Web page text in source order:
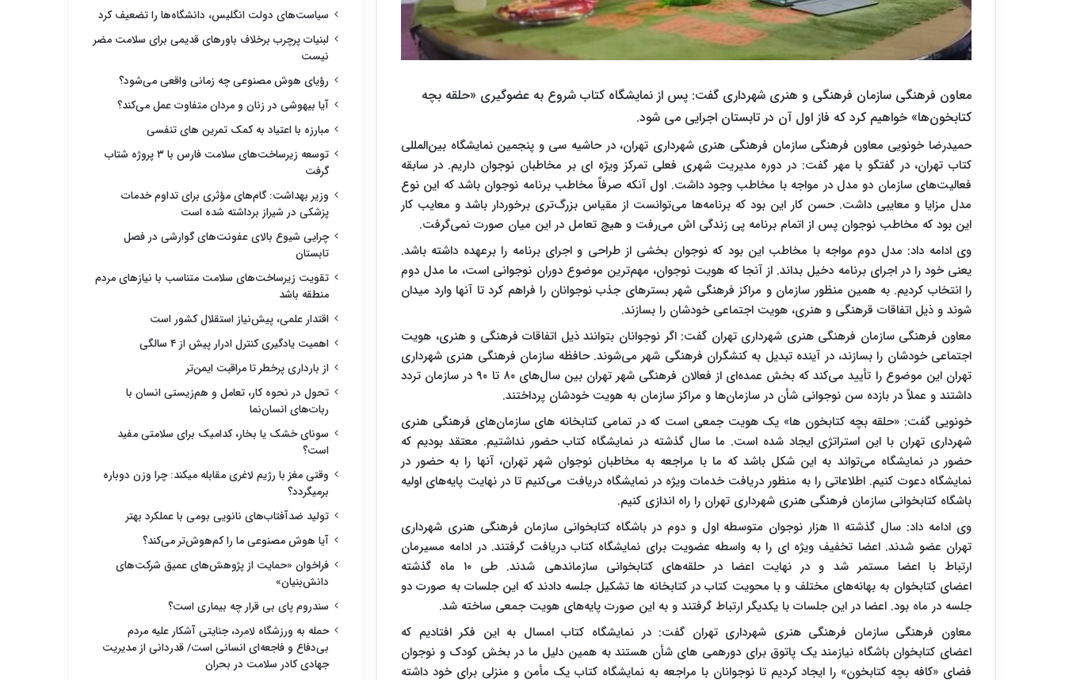
معاون فرهنگی سازمان فرهنگی و هنری شهرداری گفت: پس از نمایشگاه کتاب شروع به عضوگیری «حلقه بچه
کتابخون‌ها» خواهیم کرد که فاز اول آن در تابستان اجرایی می شود.
حمیدرضا خونویی معاون فرهنگی سازمان فرهنگی هنری شهرداری تهران، در حاشیه سی و پنجمین نمایشگاه بین‌المللی
کتاب تهران، در گفتگو با مهر گفت: در دوره مدیریت شهری فعلی تمرکز ویژه ای بر مخاطبان نوجوان داریم. در سابقه
فعالیت‌های سازمان دو مدل در مواجه با مخاطب وجود داشت. اول آنکه صرفاً مخاطب برنامه نوجوان باشد که این نوع
مدل مزایا و معایبی داشت. حسن کار این بود که برنامه‌ها می‌توانست از مقیاس بزرگ‌تری برخوردار باشد و معایب کار
این بود که مخاطب نوجوان پس از اتمام برنامه پی زندگی اش می‌رفت و هیچ تعامل در این میان صورت نمی‌گرفت.
وی ادامه داد: مدل دوم مواجه با مخاطب این بود که نوجوان بخشی از طراحی و اجرای برنامه را برعهده داشته باشد.
یعنی خود را در اجرای برنامه دخیل بداند. از آنجا که هویت نوجوان، مهم‌ترین موضوع دوران نوجوانی است، ما مدل دوم
را انتخاب کردیم. به همین منظور سازمان و مراکز فرهنگی شهر بسترهای جذب نوجوانان را فراهم کرد تا آنها وارد میدان
شوند و ذیل اتفاقات قرهنگی و هنری، هویت اجتماعی خودشان را بسازند.
معاون فرهنگی سازمان فرهنگی هنری شهرداری تهران گفت: اگر نوجوانان بتوانند ذیل اتفاقات فرهنگی و هنری، هویت
اجتماعی خودشان را بسازند، در آینده تبدیل به کنشگران فرهنگی شهر می‌شوند. حافظه سازمان فرهنگی هنری شهرداری
تهران این موضوع را تأیید می‌کند که بخش عمده‌ای از فعالان فرهنگی شهر تهران بین سال‌های ۸۰ تا ۹۰ در سازمان تردد
داشتند و عملاً در بازده سن نوجوانی شأن در سازمان‌ها و مراکز سازمان به هویت خودشان پرداختند.
خونویی گفت: «حلقه بچه کتابخون ها» یک هویت جمعی است که در تمامی کتابخانه های سازمان‌های فرهنگی هنری
شهرداری تهران با این استراتژی ایجاد شده است. ما سال گذشته در نمایشگاه کتاب حضور نداشتیم. معتقد بودیم که
حضور در نمایشگاه می‌تواند به این شکل باشد که ما با مراجعه به مخاطبان نوجوان شهر تهران، آنها را به حضور در
نمایشگاه دعوت کنیم. اطلاعاتی را به منظور دریافت خدمات ویژه در نمایشگاه دریافت می‌کنیم تا در نهایت پایه‌های اولیه
باشگاه کتابخوانی سازمان فرهنگی هنری شهرداری تهران را راه اندازی کنیم.
وی ادامه داد: سال گذشته ۱۱ هزار نوجوان متوسطه اول و دوم در باشگاه کتابخوانی سازمان فرهنگی هنری شهرداری
تهران عضو شدند. اعضا تخفیف ویژه ای را به واسطه عضویت برای نمایشگاه کتاب دریافت گرفتند. در ادامه مسیرمان
ارتباط با اعضا مستمر شد و در نهایت اعضا در حلقه‌های کتابخوانی سازماندهی شدند. طی ۱۰ ماه گذشته
اعضای کتابخوان به بهانه‌های مختلف و با محویت کتاب در کتابخانه ها تشکیل جلسه دادند که این جلسات به صورت دو
جلسه در ماه بود. اعضا در این جلسات با یکدیگر ارتباط گرفتند و به این صورت پایه‌های هویت جمعی ساخته شد.
معاون فرهنگی سازمان فرهنگی هنری شهرداری تهران گفت: در نمایشگاه کتاب امسال به این فکر افتادیم که
اعضای کتابخوان باشگاه نیازمند یک پاتوق برای دورهمی های شأن هستند به همین دلیل ما در بخش کودک و نوجوان
فضای «کافه بچه کتابخون» را ایجاد کردیم تا نوجوانان با مراجعه به نمایشگاه کتاب یک مأمن و منزلی برای خود داشته
سیاست‌های دولت انگلیس، دانشگاه‌ها را تضعیف کرد
لبنیات پرچرب برخلاف باورهای قدیمی برای سلامت مضر
نیست
رؤیای هوش مصنوعی چه زمانی واقعی می‌شود؟
آیا بیهوشی در زنان و مردان متفاوت عمل می‌کند؟
مبارزه با اعتیاد به کمک تمرین های تنفسی
توسعه زیرساخت‌های سلامت فارس با ۳ پروژه شتاب
گرفت
وزیر بهداشت: گام‌های مؤثری برای تداوم خدمات
پزشکی در شیراز برداشته شده است
چرایی شیوع بالای عفونت‌های گوارشی در فصل
تابستان
تقویت زیرساخت‌های سلامت متناسب با نیازهای مردم
منطقه باشد
اقتدار علمی، پیش‌نیاز استقلال کشور است
اهمیت یادگیری کنترل ادرار پیش از ۴ سالگی
از بارداری پرخطر تا مراقبت ایمن‌تر
تحول در نحوه کار، تعامل و هم‌زیستی انسان با
ربات‌های انسان‌نما
سونای خشک یا بخار، کدامیک برای سلامتی مفید
است؟
وقتی مغز با رژیم لاغری مقابله میکند: چرا وزن دوباره
برمیگردد؟
تولید ضدآفتاب‌های نانویی بومی با عملکرد بهتر
آیا هوش مصنوعی ما را کم‌هوش‌تر می‌کند؟
فراخوان «حمایت از پژوهش‌های عمیق شرکت‌های
دانش‌بنیان»
سندروم پای بی قرار چه بیماری است؟
حمله به ورزشگاه لامرد، جنایتی آشکار علیه مردم
بی‌دفاع و فاجعه‌ای انسانی است/ قدردانی از مدیریت
جهادی کادر سلامت در بحران